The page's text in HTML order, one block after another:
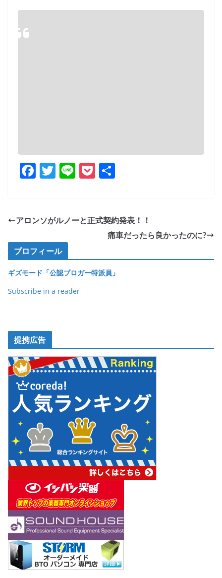
F
e
o
o
k
T
er
Li P
et
アロンソがルノーと正式契約発表！！
痛車だったら良かったのに?
プロフィール
ギズモード「公認ブロガー特派員」
Subscribe in a reader
提携広告